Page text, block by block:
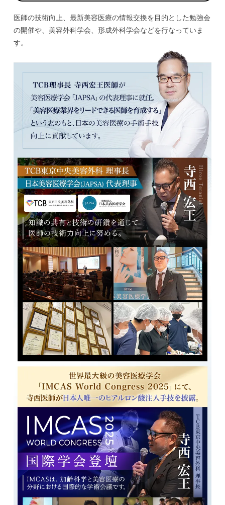
医師の技術向上、最新美容医療の情報交換を目的とした勉強会
の開催や、美容外科学会、形成外科学会などを行なっていま
す。